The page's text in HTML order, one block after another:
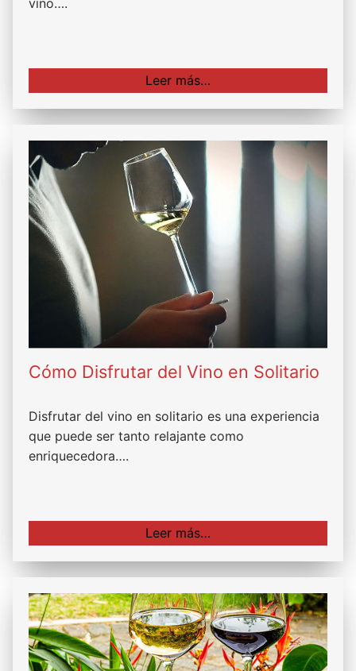
Leer más…
Cómo Disfrutar del Vino en Solitario
Disfrutar del vino en solitario es una experiencia
que puede ser tanto relajante como
enriquecedora….
Leer más…